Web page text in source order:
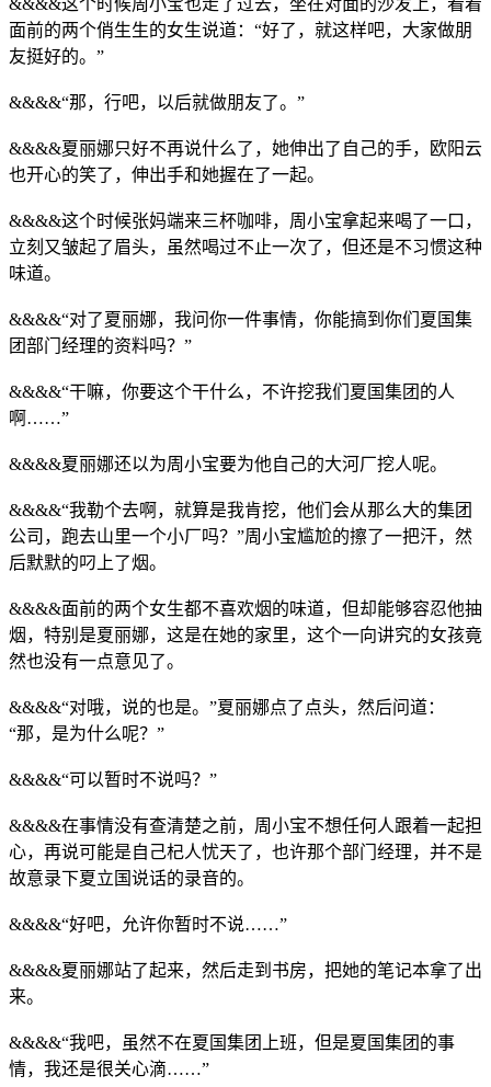
面前的两个俏生生的女生说道：“好了，就这样吧，大家做朋
友挺好的。”
&&&&“那，行吧，以后就做朋友了。”
&&&&夏丽娜只好不再说什么了，她伸出了自己的手，欧阳云
也开心的笑了，伸出手和她握在了一起。
&&&&这个时候张妈端来三杯咖啡，周小宝拿起来喝了一口，
立刻又皱起了眉头，虽然喝过不止一次了，但还是不习惯这种
味道。
&&&&“对了夏丽娜，我问你一件事情，你能搞到你们夏国集
团部门经理的资料吗？”
&&&&“干嘛，你要这个干什么，不许挖我们夏国集团的人
啊……”
&&&&夏丽娜还以为周小宝要为他自己的大河厂挖人呢。
&&&&“我勒个去啊，就算是我肯挖，他们会从那么大的集团
公司，跑去山里一个小厂吗？”周小宝尴尬的擦了一把汗，然
后默默的叼上了烟。
&&&&面前的两个女生都不喜欢烟的味道，但却能够容忍他抽
烟，特别是夏丽娜，这是在她的家里，这个一向讲究的女孩竟
然也没有一点意见了。
&&&&“对哦，说的也是。”夏丽娜点了点头，然后问道：
“那，是为什么呢？”
&&&&“可以暂时不说吗？”
&&&&在事情没有查清楚之前，周小宝不想任何人跟着一起担
心，再说可能是自己杞人忧天了，也许那个部门经理，并不是
故意录下夏立国说话的录音的。
&&&&“好吧，允许你暂时不说……”
&&&&夏丽娜站了起来，然后走到书房，把她的笔记本拿了出
来。
&&&&“我吧，虽然不在夏国集团上班，但是夏国集团的事
情，我还是很关心滴……”